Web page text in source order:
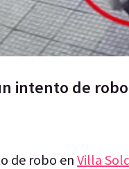
intento de
de robo en Villa